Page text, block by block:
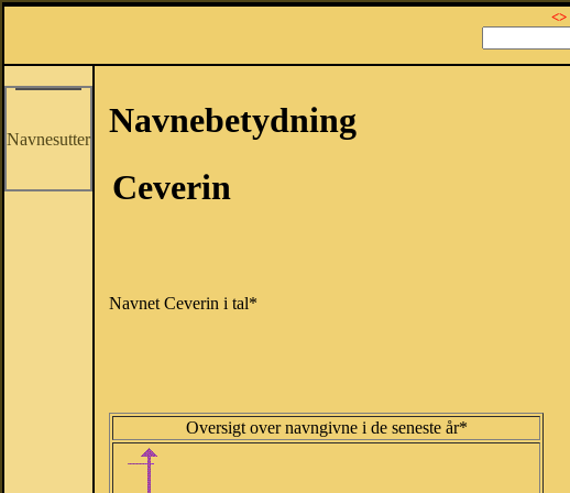
<>
Navnesutter
Navnebetydning
Ceverin
Navnet Ceverin i tal*
Oversigt over navngivne i de seneste år*